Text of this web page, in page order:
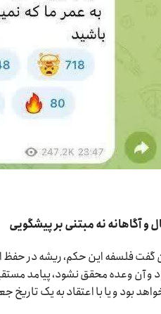
و آگاهانه نه مبتنی بر پیشگویی
گفت فلسفه این حکم، ریشه در حفظ
و آن وعده محقق نشود، پیامد
بود و یا با اعتقاد به یک تاریخ